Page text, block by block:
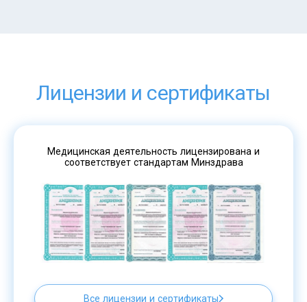
Лицензии и сертификаты
Медицинская деятельность лицензирована и
соответствует стандартам Минздрава
Все лицензии и сертификаты